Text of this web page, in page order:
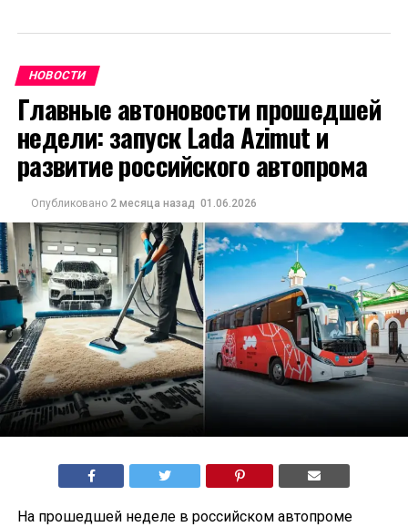
НОВОСТИ
Главные автоновости прошедшей
недели: запуск Lada Azimut и
развитие российского автопрома
Опубликовано 2 месяца назад 01.06.2026
На прошедшей неделе в российском автопроме